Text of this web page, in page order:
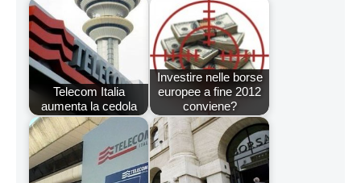
Telecom Italia
aumenta la cedola
Investire nelle borse
europee a fine 2012
conviene?